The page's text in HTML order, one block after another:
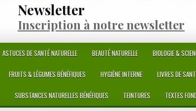
Newsletter
Inscription à notre newsletter
ASTUCES DE SANTÉ NATURELLE BEAUTÉ NATURELLE BIOLOGIE &
FRUITS & LÉGUMES BÉNÉFIQUES HYGIÈNE INTERNE LIVRES DE
SUBSTANCES NATURELLES BÉNÉFIQUES TEINTURES TEXTES